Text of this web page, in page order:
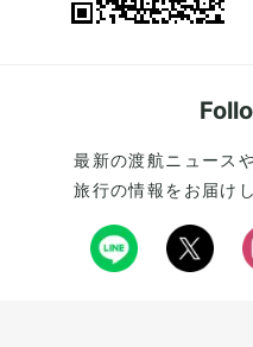
最新の渡航ニュース
旅行の情報をお届け